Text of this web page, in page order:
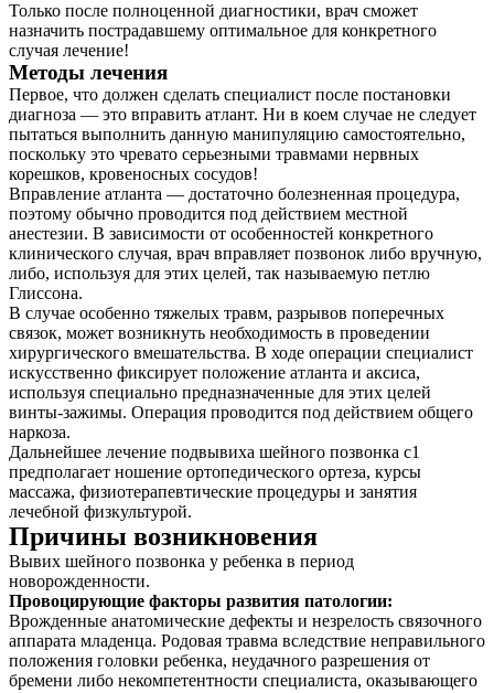
Только после полноценной диагностики, врач сможет
назначить пострадавшему оптимальное для конкретного
случая лечение!
Методы лечения
Первое, что должен сделать специалист после постановки
диагноза — это вправить атлант. Ни в коем случае не следует
пытаться выполнить данную манипуляцию самостоятельно,
поскольку это чревато серьезными травмами нервных
корешков, кровеносных сосудов!
Вправление атланта — достаточно болезненная процедура,
поэтому обычно проводится под действием местной
анестезии. В зависимости от особенностей конкретного
клинического случая, врач вправляет позвонок либо вручную,
либо, используя для этих целей, так называемую петлю
Глиссона.
В случае особенно тяжелых травм, разрывов поперечных
связок, может возникнуть необходимость в проведении
хирургического вмешательства. В ходе операции специалист
искусственно фиксирует положение атланта и аксиса,
используя специально предназначенные для этих целей
винты-зажимы. Операция проводится под действием общего
наркоза.
Дальнейшее лечение подвывиха шейного позвонка с1
предполагает ношение ортопедического ортеза, курсы
массажа, физиотерапевтические процедуры и занятия
лечебной физкультурой.
Причины возникновения
Вывих шейного позвонка у ребенка в период
новорожденности.
Провоцирующие факторы развития патологии:
Врожденные анатомические дефекты и незрелость связочного
аппарата младенца. Родовая травма вследствие неправильного
положения головки ребенка, неудачного разрешения от
бремени либо некомпетентности специалиста, оказывающего